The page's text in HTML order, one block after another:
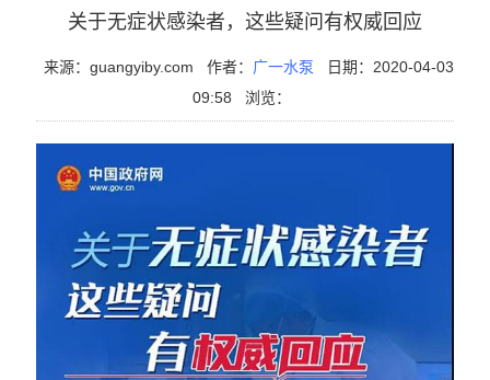
关于无症状感染者，这些疑问有权威回应
来源：guangyiby.com 作者： 广一水泵
日期：2020-04-03
09:58
浏览：